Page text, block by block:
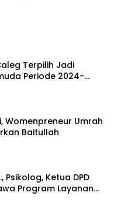
Terpilih Jadi
Periode 2024-
Womenpreneur Umrah
Baitullah
Psikolog, Ketua DPD
Program Layanan
Kependudukan